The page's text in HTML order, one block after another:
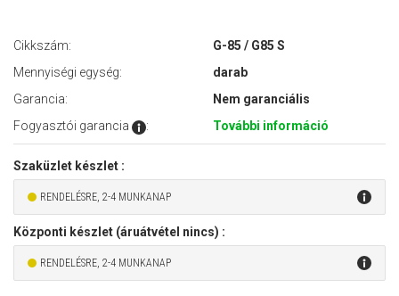
Cikkszám:
G-85 / G85 S
Mennyiségi egység:
darab
Garancia:
Nem garanciális
Fogyasztói garancia
: További információ
Szaküzlet készlet :
RENDELÉSRE, 2-4 MUNKANAP
Központi készlet (áruátvétel nincs) :
RENDELÉSRE, 2-4 MUNKANAP